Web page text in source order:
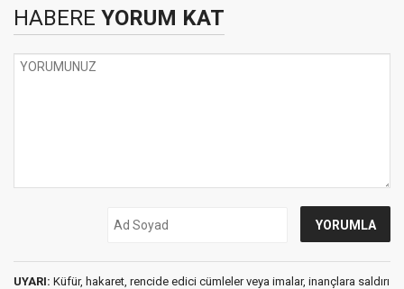
HABERE YORUM KAT
UYARI: Küfür, hakaret, rencide edici cümleler veya imalar, inançlara saldırı